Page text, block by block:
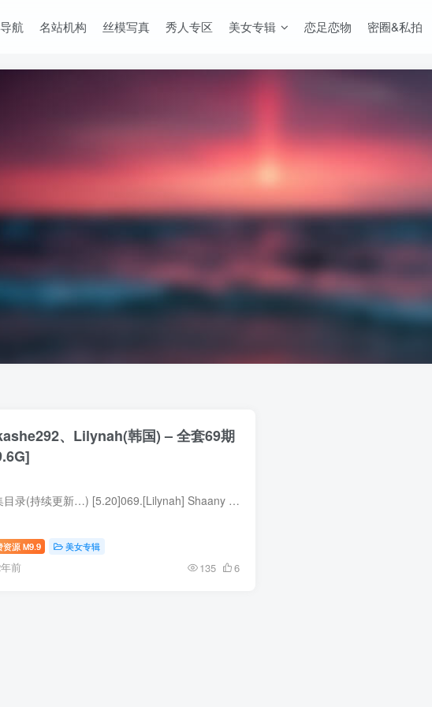
航 名站机构 丝模写真 秀人专区 美女专辑 恋足恋物 密圈&私拍
、Lilynah(韩国) – 全套69期
合集目录(持续更新…) [5.20]069.[Lilynah] Shaany (이나) Lw.096 Vol.24 – Scribble On My Body [85P／223MB] [4.17]068.[Lilynah] Inah (이나) x Suki Lw094 Vol.02 – The Handmaiden [79P...
资源 M9.9 美女专辑
前 135 6